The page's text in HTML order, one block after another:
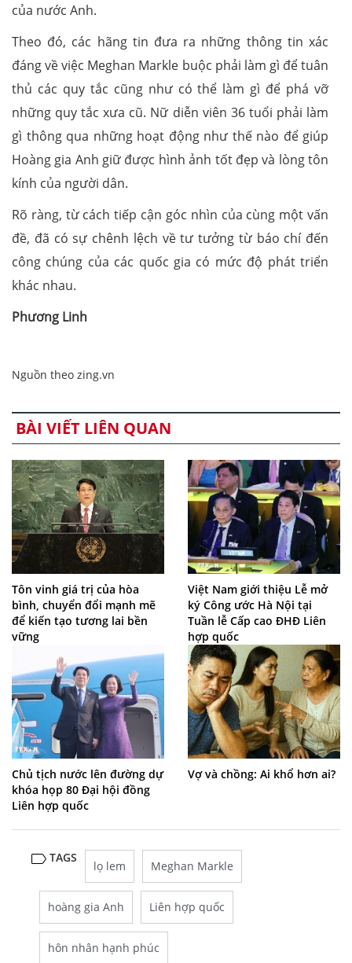
của nước Anh.
Theo đó, các hãng tin đưa ra những thông tin xác
đáng về việc Meghan Markle buộc phải làm gì để tuân
thủ các quy tắc cũng như có thể làm gì để phá vỡ
những quy tắc xưa cũ. Nữ diễn viên 36 tuổi phải làm
gì thông qua những hoạt động như thế nào để giúp
Hoàng gia Anh giữ được hình ảnh tốt đẹp và lòng tôn
kính của người dân.
Rõ ràng, từ cách tiếp cận góc nhìn của cùng một vấn
đề, đã có sự chênh lệch về tư tưởng từ báo chí đến
công chúng của các quốc gia có mức độ phát triển
khác nhau.
Phương Linh
Nguồn theo zing.vn
BÀI VIẾT LIÊN QUAN
Tôn vinh giá trị của hòa
bình, chuyển đổi mạnh mẽ
để kiến tạo tương lai bền
vững
Việt Nam giới thiệu Lễ mở
ký Công ước Hà Nội tại
Tuần lễ Cấp cao ĐHĐ Liên
hợp quốc
Chủ tịch nước lên đường dự
khóa họp 80 Đại hội đồng
Liên hợp quốc
Vợ và chồng: Ai khổ hơn ai?
TAGS
lọ lem Meghan Markle
hoàng gia Anh Liên hợp quốc
hôn nhân hạnh phúc